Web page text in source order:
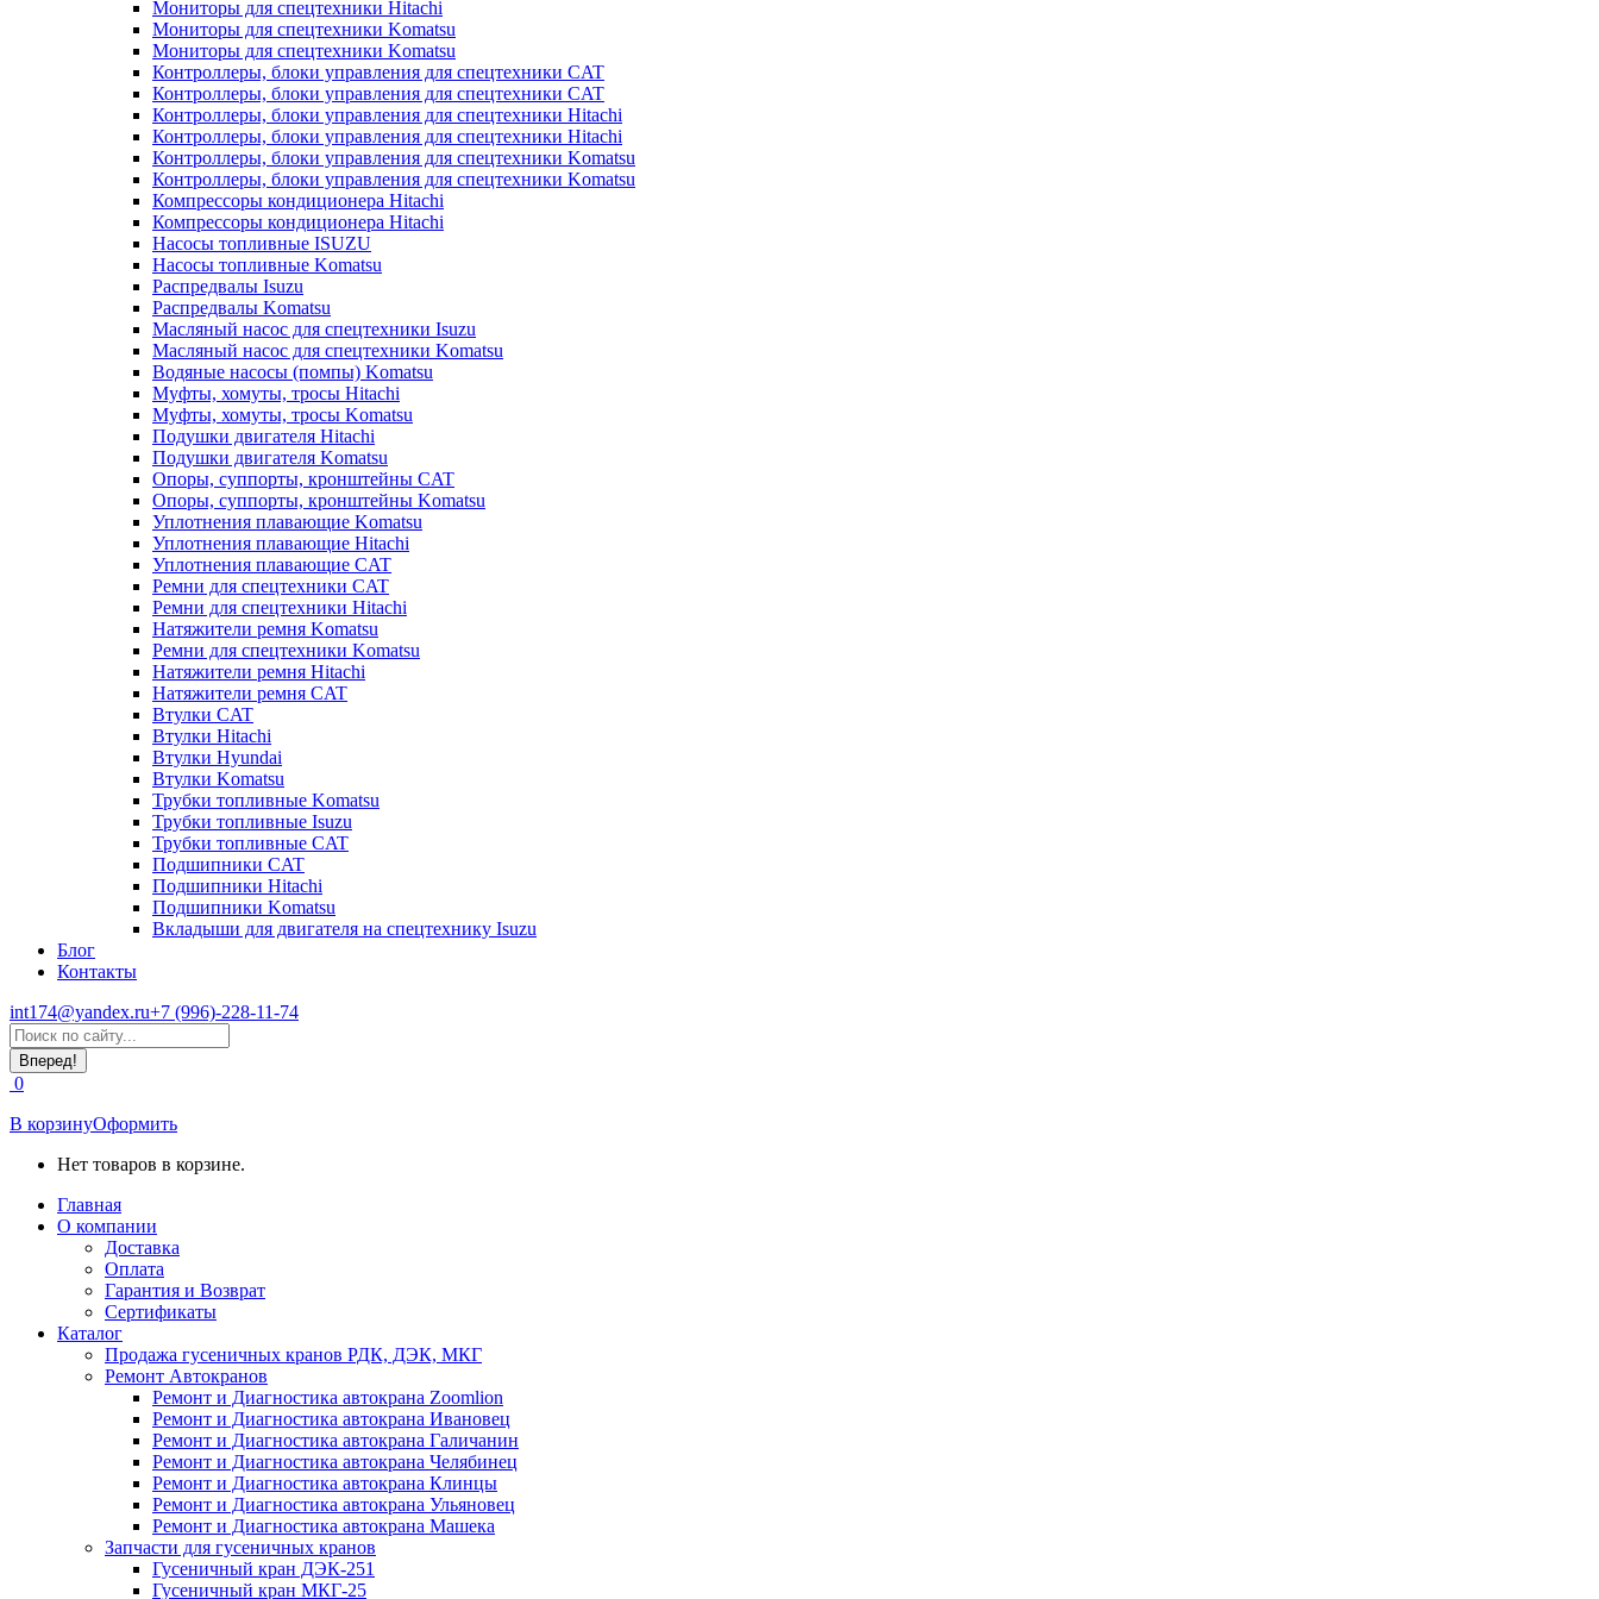
Мониторы для спецтехники Hitachi
Мониторы для спецтехники Komatsu
Мониторы для спецтехники Komatsu
Контроллеры, блоки управления для спецтехники CAT
Контроллеры, блоки управления для спецтехники CAT
Контроллеры, блоки управления для спецтехники Hitachi
Контроллеры, блоки управления для спецтехники Hitachi
Контроллеры, блоки управления для спецтехники Komatsu
Контроллеры, блоки управления для спецтехники Komatsu
Компрессоры кондиционера Hitachi
Компрессоры кондиционера Hitachi
Насосы топливные ISUZU
Насосы топливные Komatsu
Распредвалы Isuzu
Распредвалы Komatsu
Масляный насос для спецтехники Isuzu
Масляный насос для спецтехники Komatsu
Водяные насосы (помпы) Komatsu
Муфты, хомуты, тросы Hitachi
Муфты, хомуты, тросы Komatsu
Подушки двигателя Hitachi
Подушки двигателя Komatsu
Опоры, суппорты, кронштейны CAT
Опоры, суппорты, кронштейны Komatsu
Уплотнения плавающие Komatsu
Уплотнения плавающие Hitachi
Уплотнения плавающие CAT
Ремни для спецтехники CAT
Ремни для спецтехники Hitachi
Натяжители ремня Komatsu
Ремни для спецтехники Komatsu
Натяжители ремня Hitachi
Натяжители ремня CAT
Втулки CAT
Втулки Hitachi
Втулки Hyundai
Втулки Komatsu
Трубки топливные Komatsu
Трубки топливные Isuzu
Трубки топливные CAT
Подшипники CAT
Подшипники Hitachi
Подшипники Komatsu
Вкладыши для двигателя на спецтехнику Isuzu
Блог
Контакты
int174@yandex.ru+7 (996)-228-11-74
Страница
WhatsApp
открывается
в
новом
окне
Поиск:
0
В корзинуОформить
Нет товаров в корзине.
Главная
О компании
Доставка
Оплата
Гарантия и Возврат
Сертификаты
Каталог
Продажа гусеничных кранов РДК, ДЭК, МКГ
Ремонт Автокранов
Ремонт и Диагностика автокрана Zoomlion
Ремонт и Диагностика автокрана Ивановец
Ремонт и Диагностика автокрана Галичанин
Ремонт и Диагностика автокрана Челябинец
Ремонт и Диагностика автокрана Клинцы
Ремонт и Диагностика автокрана Ульяновец
Ремонт и Диагностика автокрана Машека
Запчасти для гусеничных кранов
Гусеничный кран ДЭК-251
Гусеничный кран МКГ-25